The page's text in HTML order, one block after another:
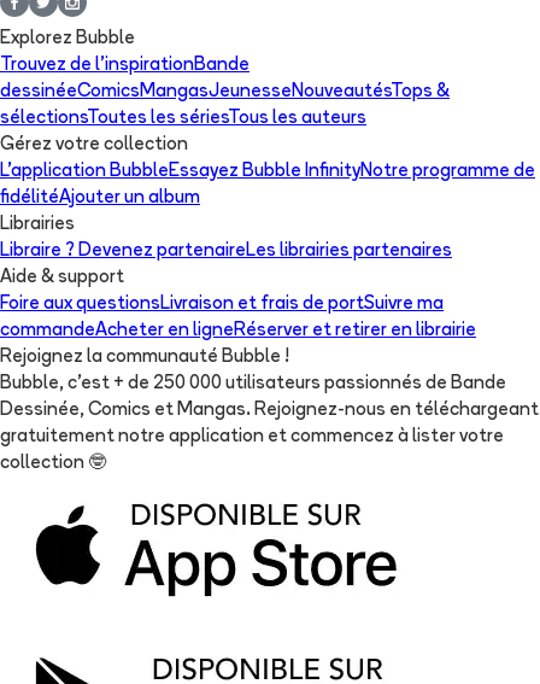
Explorez Bubble
Trouvez de l'inspirationBande
dessinéeComicsMangasJeunesseNouveautésTops &
sélectionsToutes les sériesTous les auteurs
Gérez votre collection
L'application BubbleEssayez Bubble InfinityNotre programme de
fidélitéAjouter un album
Librairies
Libraire ? Devenez partenaireLes librairies partenaires
Aide & support
Foire aux questionsLivraison et frais de portSuivre ma
commandeAcheter en ligneRéserver et retirer en librairie
Rejoignez la communauté Bubble !
Bubble, c'est + de 250 000 utilisateurs passionnés de Bande
Dessinée, Comics et Mangas. Rejoignez-nous en téléchargeant
gratuitement notre application et commencez à lister votre
collection 🤓